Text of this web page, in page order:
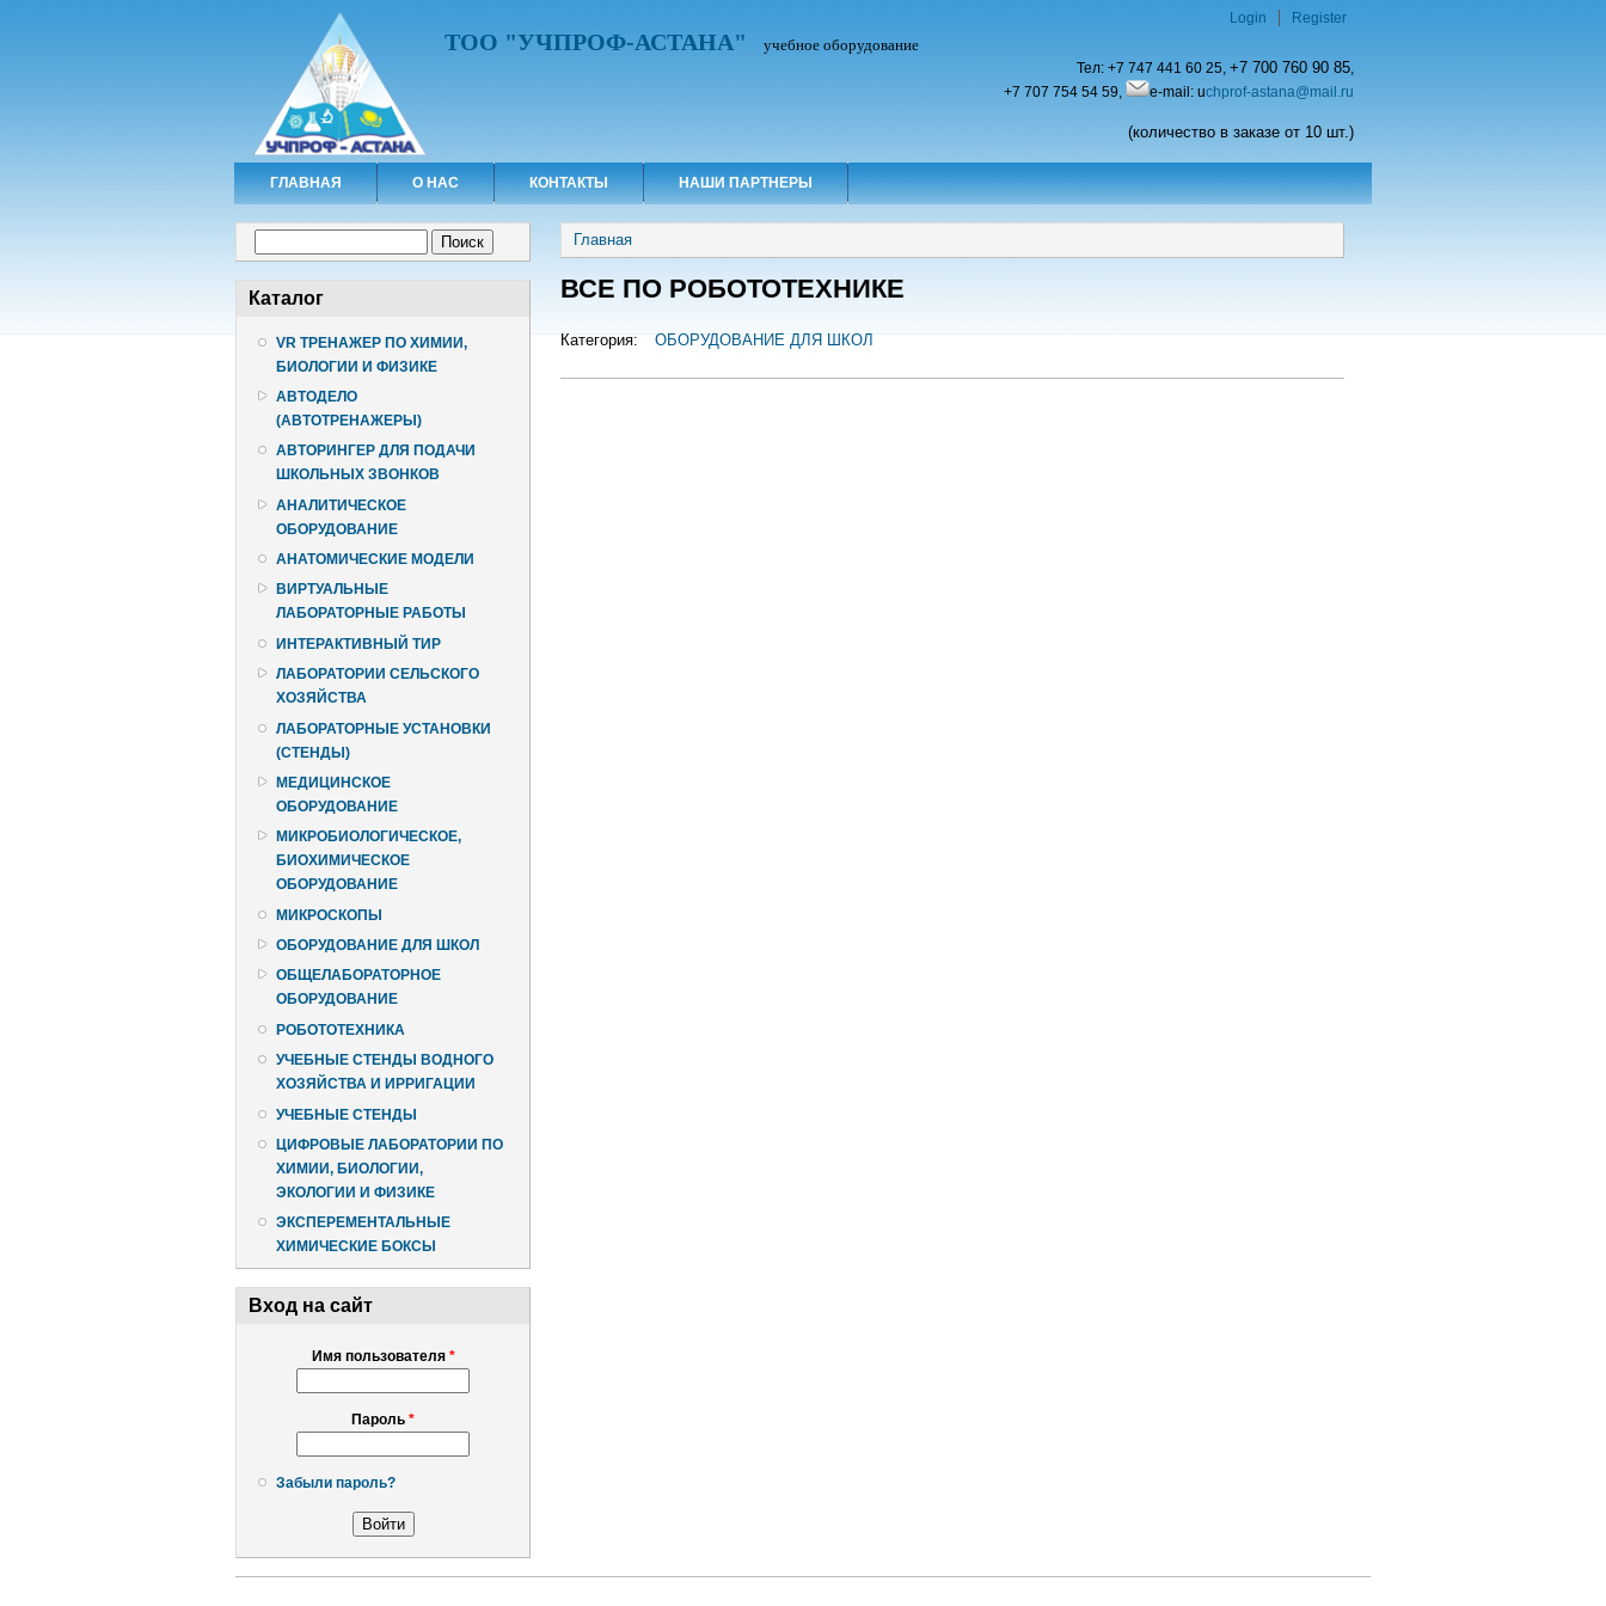
ТОО "УЧПРОФ-АСТАНА" учебное оборудование
Тел: +7 747 441 60 25, +7 700 760 90 85,
+7 707 754 54 59,
e-mail: uchprof-astana@mail.ru
(количество в заказе от 10 шт.)
Login Register
ГЛАВНАЯ О НАС КОНТАКТЫ НАШИ ПАРТНЕРЫ
Каталог
VR ТРЕНАЖЕР ПО ХИМИИ,
БИОЛОГИИ И ФИЗИКЕ
АВТОДЕЛО
(АВТОТРЕНАЖЕРЫ)
АВТОРИНГЕР ДЛЯ ПОДАЧИ
ШКОЛЬНЫХ ЗВОНКОВ
АНАЛИТИЧЕСКОЕ
ОБОРУДОВАНИЕ
АНАТОМИЧЕСКИЕ МОДЕЛИ
ВИРТУАЛЬНЫЕ
ЛАБОРАТОРНЫЕ РАБОТЫ
ИНТЕРАКТИВНЫЙ ТИР
ЛАБОРАТОРИИ СЕЛЬСКОГО
ХОЗЯЙСТВА
ЛАБОРАТОРНЫЕ УСТАНОВКИ
(СТЕНДЫ)
МЕДИЦИНСКОЕ
ОБОРУДОВАНИЕ
МИКРОБИОЛОГИЧЕСКОЕ,
БИОХИМИЧЕСКОЕ
ОБОРУДОВАНИЕ
МИКРОСКОПЫ
ОБОРУДОВАНИЕ ДЛЯ ШКОЛ
ОБЩЕЛАБОРАТОРНОЕ
ОБОРУДОВАНИЕ
РОБОТОТЕХНИКА
УЧЕБНЫЕ СТЕНДЫ ВОДНОГО
ХОЗЯЙСТВА И ИРРИГАЦИИ
УЧЕБНЫЕ СТЕНДЫ
ЦИФРОВЫЕ ЛАБОРАТОРИИ ПО
ХИМИИ, БИОЛОГИИ,
ЭКОЛОГИИ И ФИЗИКЕ
ЭКСПЕРЕМЕНТАЛЬНЫЕ
ХИМИЧЕСКИЕ БОКСЫ
Вход на сайт
Имя пользователя *
Пароль *
Забыли пароль?
Вы здесь
Главная
ВСЕ ПО РОБОТОТЕХНИКЕ
Категория: ОБОРУДОВАНИЕ ДЛЯ ШКОЛ